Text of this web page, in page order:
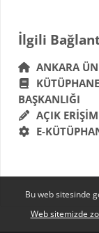
Bu web sitesinde
Web sitemizde
Bloklar
İlgili Bağlantılar 'yı
İlgili
ANKARA
BAŞKANLIĞI
AÇIK
E-